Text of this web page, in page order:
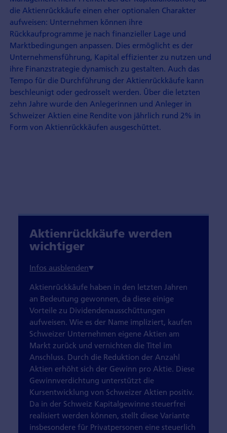
die Aktienrückkäufe einen eher optionalen Charakter
aufweisen: Unternehmen können ihre
Rückkaufprogramme je nach finanzieller Lage und
Marktbedingungen anpassen. Dies ermöglicht es der
Unternehmensführung, Kapital effizienter zu nutzen und
ihre Finanzstrategie dynamisch zu gestalten. Auch das
Tempo für die Durchführung der Aktienrückkäufe kann
beschleunigt oder gedrosselt werden. Über die letzten
zehn Jahre wurde den Anlegerinnen und Anleger in
Schweizer Aktien eine Rendite von jährlich rund 2% in
Form von Aktienrückkäufen ausgeschüttet.
Aktienrückkäufe werden
wichtiger
Aktienrückkäufe haben in den letzten Jahren
an Bedeutung gewonnen, da diese einige
Vorteile zu Dividendenausschüttungen
aufweisen. Wie es der Name impliziert, kaufen
Schweizer Unternehmen eigene Aktien am
Markt zurück und vernichten die Titel im
Anschluss. Durch die Reduktion der Anzahl
Aktien erhöht sich der Gewinn pro Aktie. Diese
Gewinnverdichtung unterstützt die
Kursentwicklung von Schweizer Aktien positiv.
Da in der Schweiz Kapitalgewinne steuerfrei
realisiert werden können, stellt diese Variante
insbesondere für Privatpersonen eine steuerlich